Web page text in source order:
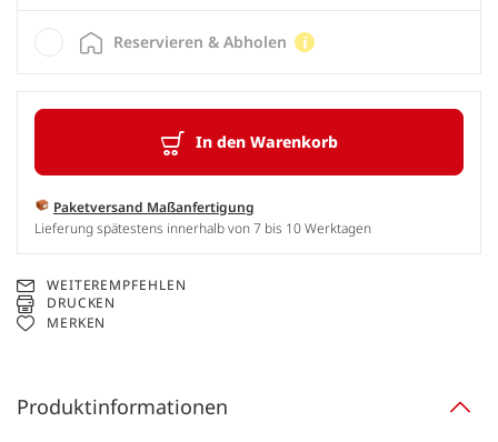
In den Warenkorb
Paketversand Maßanfertigung
Lieferung spätestens innerhalb von 7 bis 10 Werktagen
Reservieren & Abholen
WEITEREMPFEHLEN
DRUCKEN
MERKEN
Produktinformationen